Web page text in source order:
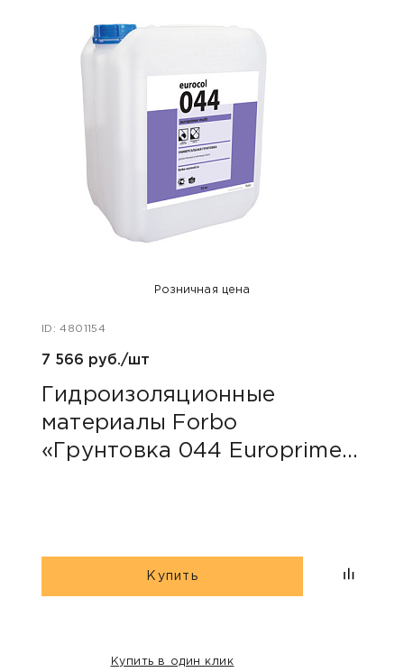
Розничная цена
ID: 4801154
7 566 руб./шт
Гидроизоляционные
материалы Forbo
«Грунтовка 044 Europrimer
Купить
Купить в один клик